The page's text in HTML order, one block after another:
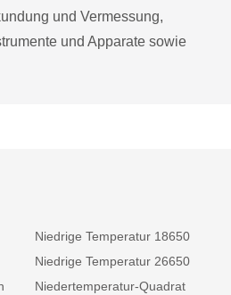
und Vermessung,
und Apparate sowie
Niedrige Temperatur 18650
Niedrige Temperatur 26650
Niedertemperatur-Quadrat